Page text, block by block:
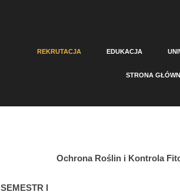
REKRUTACJA EDUKACJA
STRONA
Ochrona Roślin i Kontrola
SEMESTR I